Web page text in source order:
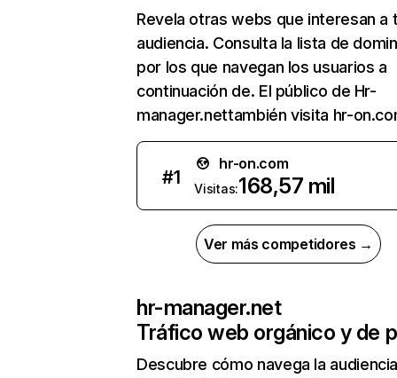
Revela otras webs que interesan a
audiencia. Consulta la lista de
por los que navegan los usuarios a
continuación de. El público de Hr-
manager.nettambién visita hr-
#1
hr-on.com
Visitas:168,57 mil
Ver más competidores →
hr-manager.net
Tráfico web orgánico y de
Descubre cómo navega la